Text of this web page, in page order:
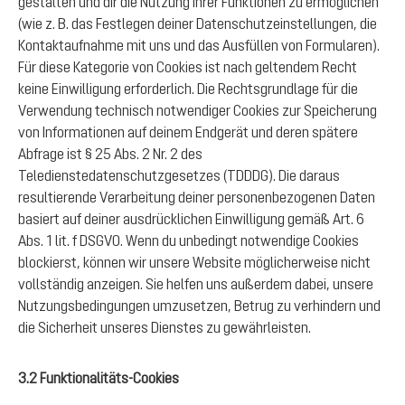
(wie z. B. das Festlegen deiner Datenschutzeinstellungen, die
Kontaktaufnahme mit uns und das Ausfüllen von Formularen).
Für diese Kategorie von Cookies ist nach geltendem Recht
keine Einwilligung erforderlich. Die Rechtsgrundlage für die
Verwendung technisch notwendiger Cookies zur Speicherung
von Informationen auf deinem Endgerät und deren spätere
Abfrage ist § 25 Abs. 2 Nr. 2 des
Teledienstedatenschutzgesetzes (TDDDG). Die daraus
resultierende Verarbeitung deiner personenbezogenen Daten
basiert auf deiner ausdrücklichen Einwilligung gemäß Art. 6
Abs. 1 lit. f DSGVO. Wenn du unbedingt notwendige Cookies
blockierst, können wir unsere Website möglicherweise nicht
vollständig anzeigen. Sie helfen uns außerdem dabei, unsere
Nutzungsbedingungen umzusetzen, Betrug zu verhindern und
die Sicherheit unseres Dienstes zu gewährleisten.
3.2 Funktionalitäts-Cookies